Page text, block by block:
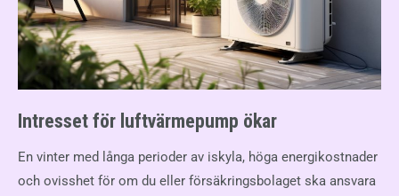
Intresset för luftvärmepump ökar
En vinter med långa perioder av iskyla, höga energikostnader
och ovisshet för om du eller försäkringsbolaget ska ansvara